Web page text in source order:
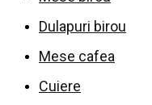
Dulapuri birou
Mese cafea
Cuiere